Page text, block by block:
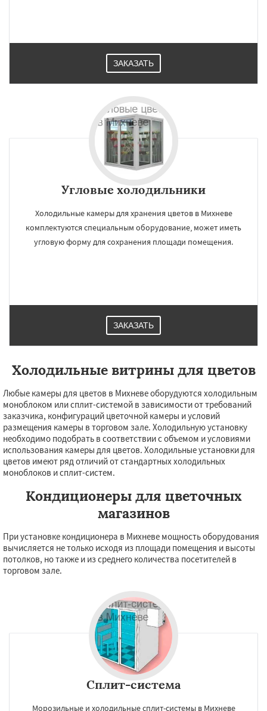
ЗАКАЗАТЬ
Угловые холодильники
Холодильные камеры для хранения цветов в Михневе
комплектуются специальным оборудование, может иметь
угловую форму для сохранения площади помещения.
ЗАКАЗАТЬ
Холодильные витрины для цветов
Любые камеры для цветов в Михневе оборудуются холодильным
моноблоком или сплит-системой в зависимости от требований
заказчика, конфигураций цветочной камеры и условий
размещения камеры в торговом зале. Холодильную установку
необходимо подобрать в соответствии с объемом и условиями
использования камеры для цветов. Холодильные установки для
цветов имеют ряд отличий от стандартных холодильных
моноблоков и сплит-систем.
Кондиционеры для цветочных
магазинов
При установке кондиционера в Михневе мощность оборудования
вычисляется не только исходя из площади помещения и высоты
потолков, но также и из среднего количества посетителей в
торговом зале.
Сплит-система
Морозильные и холодильные сплит-системы в Михневе